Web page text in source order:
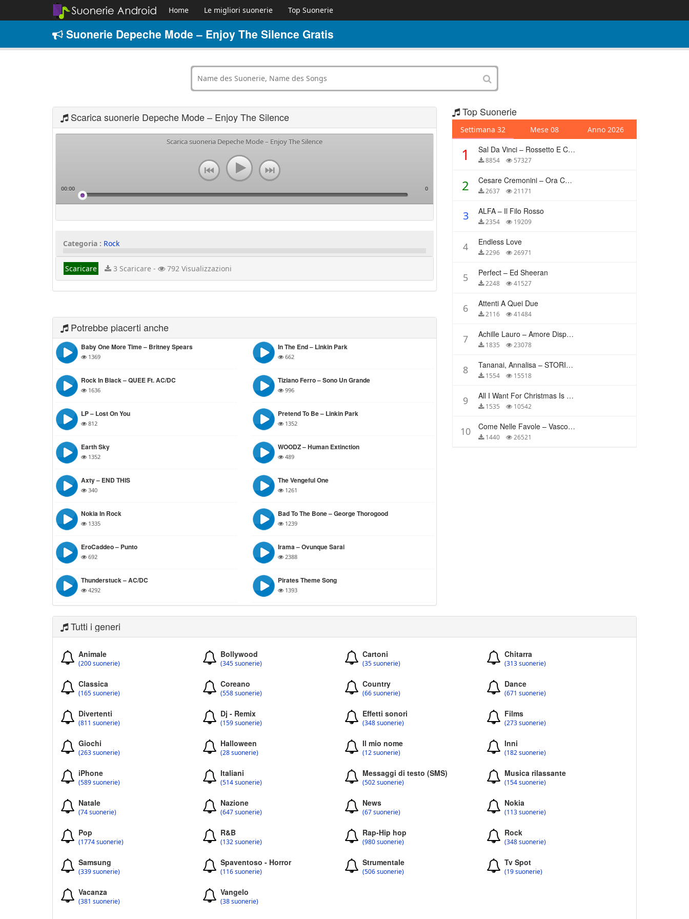
Home Le migliori suonerie Top Suonerie
Suonerie Depeche Mode – Enjoy The Silence Gratis
Scarica suonerie Depeche Mode – Enjoy The Silence
Scarica suoneria Depeche Mode – Enjoy The Silence
00:00 0
Categoria : Rock
Scaricare 3 Scaricare - 792 Visualizzazioni
Potrebbe piacerti anche
Baby One More Time – Britney Spears
1369
In The End – Linkin Park
662
Rock In Black – QUEE Ft. AC/DC
1636
Tiziano Ferro – Sono Un Grande
996
LP – Lost On You
812
Pretend To Be – Linkin Park
1352
Earth Sky
1352
WOODZ – Human Extinction
489
Axty – END THIS
340
The Vengeful One
1261
Nokia In Rock
1335
Bad To The Bone – George Thorogood
1239
EroCaddeo – Punto
692
Irama – Ovunque Sarai
2388
Thunderstuck – AC/DC
4292
Pirates Theme Song
1393
Top Suonerie
Settimana 32 Mese 08 Anno 2026
1 Sal Da Vinci – Rossetto E Caffè
8854 57327
2 Cesare Cremonini – Ora Che Non Ho Più Te
2637 21171
3 ALFA – Il Filo Rosso
2354 19209
4 Endless Love
2296 26971
5 Perfect – Ed Sheeran
2248 41527
6 Attenti A Quei Due
2116 41484
7 Achille Lauro – Amore Disperato
1835 23078
8 Tananai, Annalisa – STORIE BREVI
1554 15518
9 All I Want For Christmas Is You – Mariah Carey
1535 10542
10 Come Nelle Favole – Vasco Rossi
1440 26521
Tutti i generi
Animale
(200 suonerie)
Bollywood
(345 suonerie)
Cartoni
(35 suonerie)
Chitarra
(313 suonerie)
Classica
(165 suonerie)
Coreano
(558 suonerie)
Country
(66 suonerie)
Dance
(671 suonerie)
Divertenti
(811 suonerie)
Dj - Remix
(159 suonerie)
Effetti sonori
(348 suonerie)
Films
(273 suonerie)
Giochi
(263 suonerie)
Halloween
(28 suonerie)
Il mio nome
(12 suonerie)
Inni
(182 suonerie)
iPhone
(589 suonerie)
Italiani
(514 suonerie)
Messaggi di testo (SMS)
(502 suonerie)
Musica rilassante
(154 suonerie)
Natale
(74 suonerie)
Nazione
(647 suonerie)
News
(67 suonerie)
Nokia
(113 suonerie)
Pop
(1774 suonerie)
R&B
(132 suonerie)
Rap-Hip hop
(980 suonerie)
Rock
(348 suonerie)
Samsung
(339 suonerie)
Spaventoso - Horror
(116 suonerie)
Strumentale
(506 suonerie)
Tv Spot
(19 suonerie)
Vacanza
(381 suonerie)
Vangelo
(38 suonerie)